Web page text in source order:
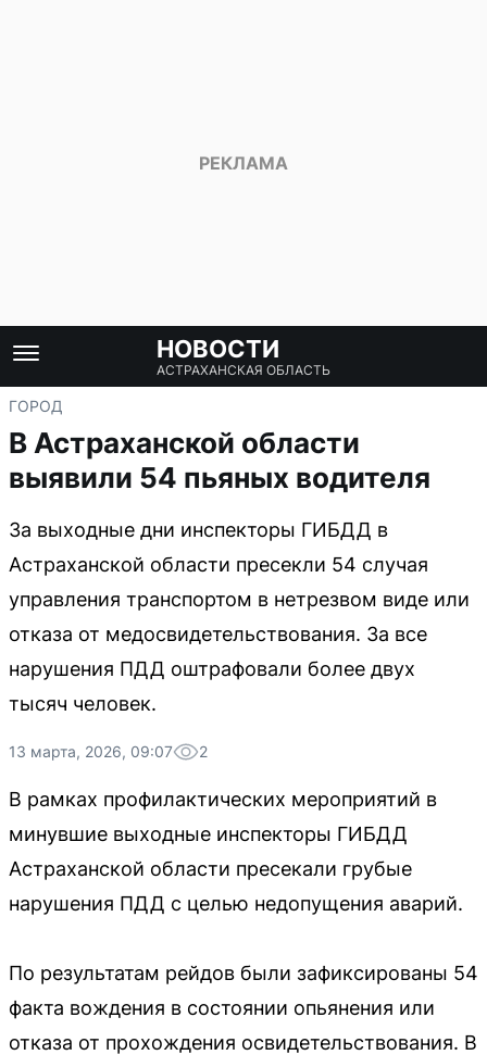
НОВОСТИ
АСТРАХАНСКАЯ ОБЛАСТЬ
ГОРОД
В Астраханской области
выявили 54 пьяных водителя
За выходные дни инспекторы ГИБДД в
Астраханской области пресекли 54 случая
управления транспортом в нетрезвом виде или
отказа от медосвидетельствования. За все
нарушения ПДД оштрафовали более двух
тысяч человек.
13 марта, 2026, 09:07 2
В рамках профилактических мероприятий в
минувшие выходные инспекторы ГИБДД
Астраханской области пресекали грубые
нарушения ПДД с целью недопущения аварий.
По результатам рейдов были зафиксированы 54
факта вождения в состоянии опьянения или
отказа от прохождения освидетельствования. В